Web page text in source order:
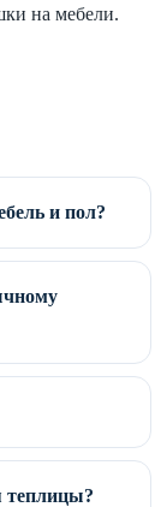
на мебели.
и пол?
теплицы?